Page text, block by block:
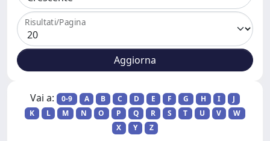
Risultati/Pagina
Vai a: 0-9 A B C D E F G H I
J
K
L M N O P Q R S T U V
W
X
Y Z